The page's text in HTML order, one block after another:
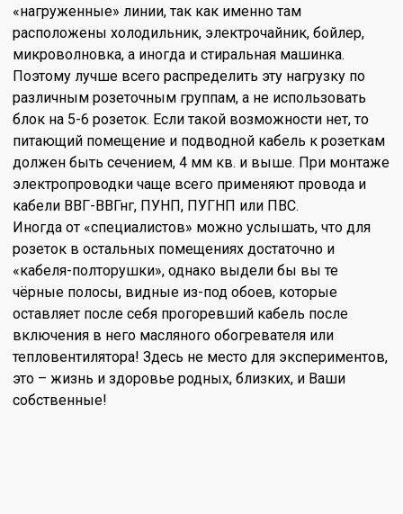
«нагруженные» линии, так как именно там
расположены холодильник, электрочайник, бойлер,
микроволновка, а иногда и стиральная машинка.
Поэтому лучше всего распределить эту нагрузку по
различным розеточным группам, а не использовать
блок на 5-6 розеток. Если такой возможности нет, то
питающий помещение и подводной кабель к розеткам
должен быть сечением, 4 мм кв. и выше. При монтаже
электропроводки чаще всего применяют провода и
кабели ВВГ-ВВГнг, ПУНП, ПУГНП или ПВС.
Иногда от «специалистов» можно услышать, что для
розеток в остальных помещениях достаточно и
«кабеля-полторушки», однако выдели бы вы те
чёрные полосы, видные из-под обоев, которые
оставляет после себя прогоревший кабель после
включения в него масляного обогревателя или
тепловентилятора! Здесь не место для экспериментов,
это – жизнь и здоровье родных, близких, и Ваши
собственные!